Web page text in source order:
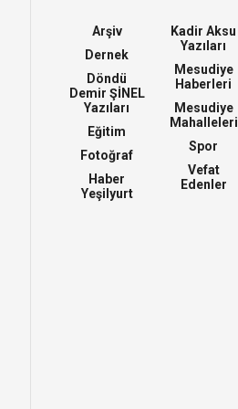
Arşiv
Dernek
Döndü
Demir ŞİNEL
Yazıları
Eğitim
Fotoğraf
Haber
Yeşilyurt
Kadir Aksu
Yazıları
Mesudiye
Haberleri
Mesudiye
Mahalleleri
Spor
Vefat
Edenler